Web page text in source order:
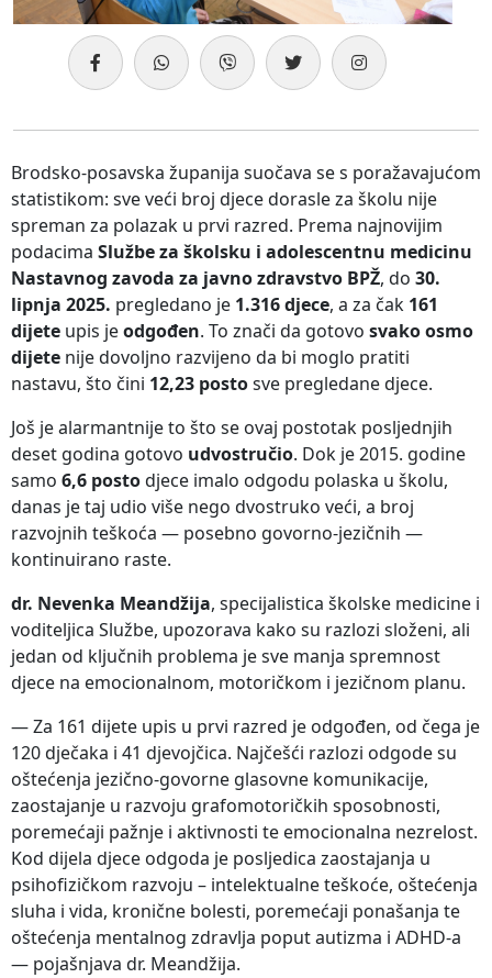
Brodsko-posavska županija suočava se s poražavajućom
statistikom: sve veći broj djece dorasle za školu nije
spreman za polazak u prvi razred. Prema najnovijim
podacima Službe za školsku i adolescentnu medicinu
Nastavnog zavoda za javno zdravstvo BPŽ, do 30.
lipnja 2025. pregledano je 1.316 djece, a za čak 161
dijete upis jeodgođen. To znači da gotovo svako osmo
dijete nije dovoljno razvijeno da bi moglo pratiti
nastavu, što čini 12,23 postosve pregledane djece.
Još je alarmantnije to što se ovaj postotak posljednjih
deset godina gotovo udvostručio. Dok je 2015. godine
samo 6,6 postodjece imalo odgodu polaska u školu,
danas je taj udio više nego dvostruko veći, a broj
razvojnih teškoća — posebno govorno-jezičnih —
kontinuirano raste.
dr. Nevenka Meandžija, specijalistica školske medicine i
voditeljica Službe, upozorava kako su razlozi složeni, ali
jedan od ključnih problema je sve manja spremnost
djece na emocionalnom, motoričkom i jezičnom planu.
— Za 161 dijete upis u prvi razred je odgođen, od čega je
120 dječaka i 41 djevojčica. Najčešći razlozi odgode su
oštećenja jezično-govorne glasovne komunikacije,
zaostajanje u razvoju grafomotoričkih sposobnosti,
poremećaji pažnje i aktivnosti te emocionalna nezrelost.
Kod dijela djece odgoda je posljedica zaostajanja u
psihofizičkom razvoju – intelektualne teškoće, oštećenja
sluha i vida, kronične bolesti, poremećaji ponašanja te
oštećenja mentalnog zdravlja poput autizma i ADHD-a
— pojašnjava dr. Meandžija.